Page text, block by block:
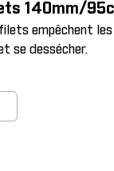
140mm/
empêchent les
se dessécher.